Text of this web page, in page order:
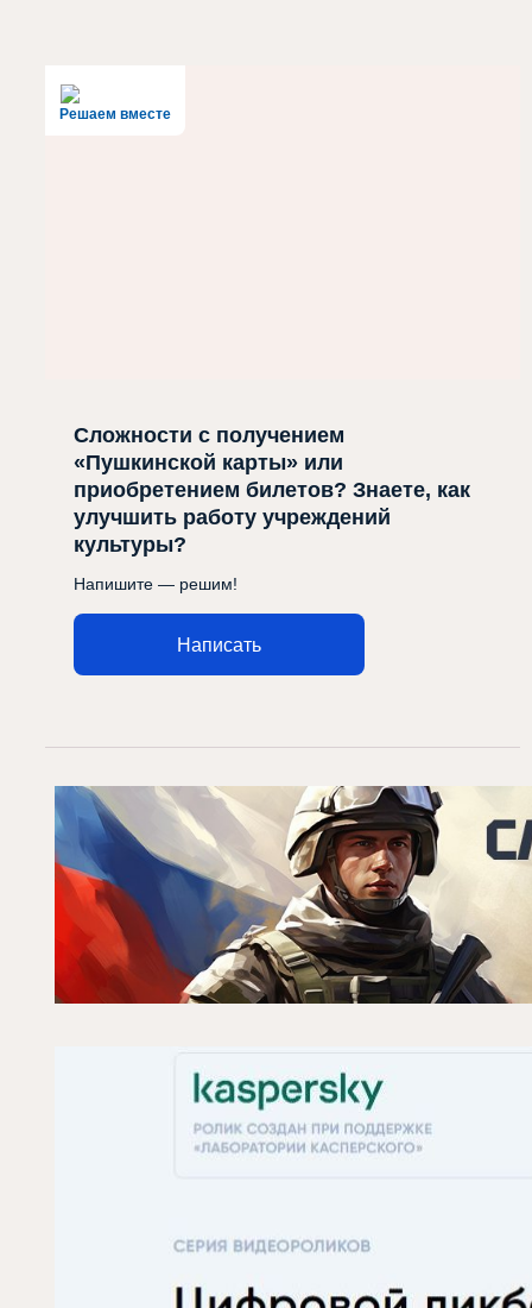
Решаем вместе
Сложности с получением
«Пушкинской карты» или
приобретением билетов? Знаете, как
улучшить работу учреждений
культуры?
Напишите — решим!
Написать